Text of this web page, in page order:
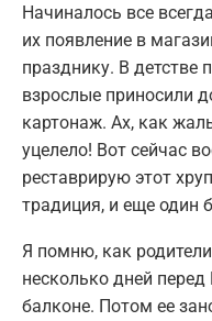
Начиналось все
их появление в
празднику. В детстве
взрослые приносили
картонаж. Ах, как
уцелело! Вот сейчас
реставрирую этот
традиция, и еще один
Я помню, как
несколько дней
балконе. Потом ее